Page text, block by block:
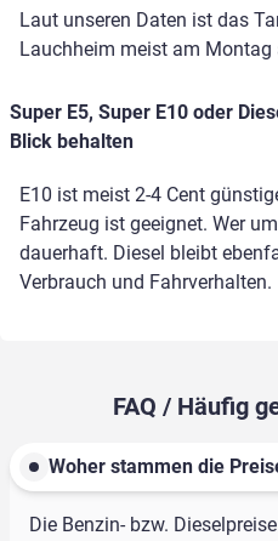
Laut unseren Daten ist das
Lauchheim meist am
Super E5, Super E10 oder
Blick behalten
E10 ist meist 2-4 Cent
Fahrzeug ist geeignet. Wer
dauerhaft. Diesel bleibt
Verbrauch und Fahrverhalten.
FAQ / Häufig
Woher stammen die
Die Benzin- bzw.